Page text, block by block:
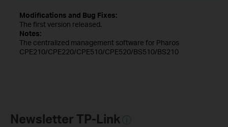
Modifications and Bug Fixes:
The first version released.
Notes:
The centralized management software for Pharos
CPE210/CPE220/CPE510/CPE520/BS510/BS210
Newsletter TP-Link